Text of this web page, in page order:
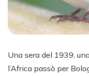
Una sera del 1939,
l’Africa passò per